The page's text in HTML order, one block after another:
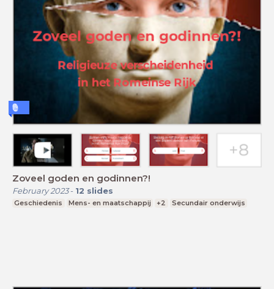
Zoveel goden en godinnen?!
February 2023- 12 slides
Geschiedenis Mens- en maatschappij +2 Secundair onderwijs